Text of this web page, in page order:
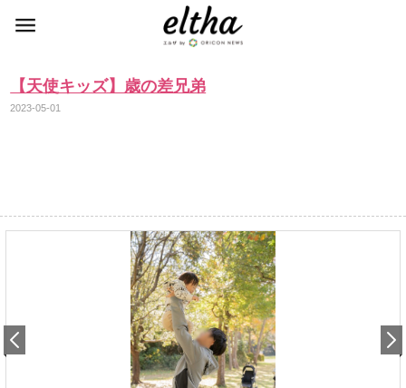
【天使キッズ】歳の差兄弟
2023-05-01